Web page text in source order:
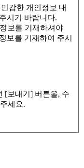
감한 개인정보 내
시기 바랍니다.
보를 기재하셔야
보를 기재하여 주시
[보내기] 버튼을, 수
세요.